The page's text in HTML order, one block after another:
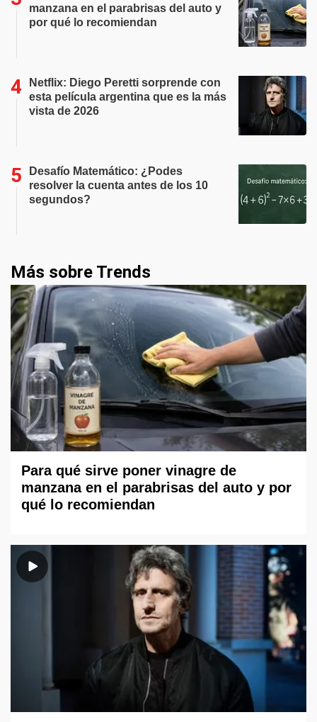
manzana en el parabrisas del auto y
por qué lo recomiendan
Netflix: Diego Peretti sorprende con
esta película argentina que es la más
vista de 2026
Desafío Matemático: ¿Podes
resolver la cuenta antes de los 10
segundos?
Más sobre Trends
Para qué sirve poner vinagre de
manzana en el parabrisas del auto y por
qué lo recomiendan